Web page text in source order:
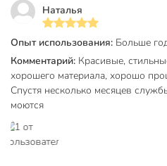
Наталья
Опыт использования: Больше
Комментарий: Красивые,
хорошего материала, хорошо
Спустя несколько месяцев
моются